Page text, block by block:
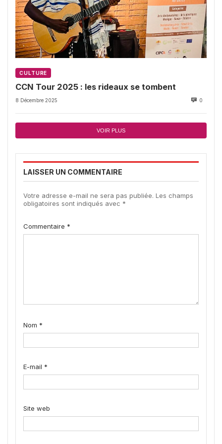
CULTURE
CCN Tour 2025 : les rideaux se tombent
8 Décembre 2025 0
VOIR PLUS
LAISSER UN COMMENTAIRE
Votre adresse e-mail ne sera pas publiée. Les champs
obligatoires sont indiqués avec *
Commentaire *
Nom *
E-mail *
Site web